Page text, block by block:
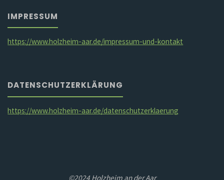
IMPRESSUM
https://www.holzheim-aar.de/impressum-und-kontakt
DATENSCHUTZERKLÄRUNG
https://www.holzheim-aar.de/datenschutzerklaerung
©2024 Holzheim an der Aar